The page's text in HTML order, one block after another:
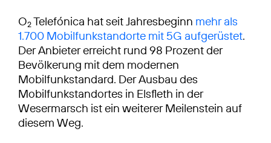
O2Telefónica hat seit Jahresbeginn mehr als
1.700 Mobilfunkstandorte mit 5G aufgerüstet.
Der Anbieter erreicht rund 98 Prozent der
Bevölkerung mit dem modernen
Mobilfunkstandard. Der Ausbau des
Mobilfunkstandortes in Elsfleth in der
Wesermarsch ist ein weiterer Meilenstein auf
diesem Weg.